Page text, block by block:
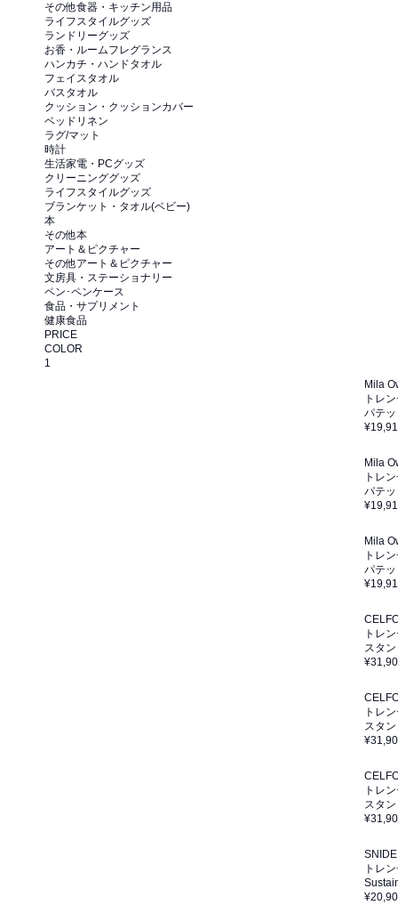
その他食器・キッチン用品
ライフスタイルグッズ
ランドリーグッズ
お香・ルームフレグランス
ハンカチ・ハンドタオル
フェイスタオル
バスタオル
クッション・クッションカバー
ベッドリネン
ラグ/マット
時計
生活家電・PCグッズ
クリーニンググッズ
ライフスタイルグッズ
ブランケット・タオル(ベビー)
本
その他本
アート＆ピクチャー
その他アート＆ピクチャー
文房具・ステーショナリー
ペン･ペンケース
食品・サプリメント
健康食品
PRICE
COLOR
Mila
トレ
パテ
Mila
トレ
パテ
Mila
トレ
パテ
トレ
スタ
トレ
スタ
トレ
スタ
トレ
1